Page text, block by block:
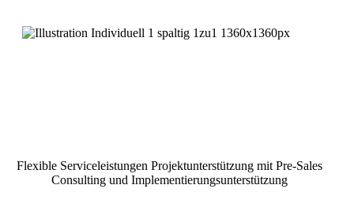
Flexible Serviceleistungen Projektunterstützung mit Pre-Sales
Consulting und Implementierungsunterstützung